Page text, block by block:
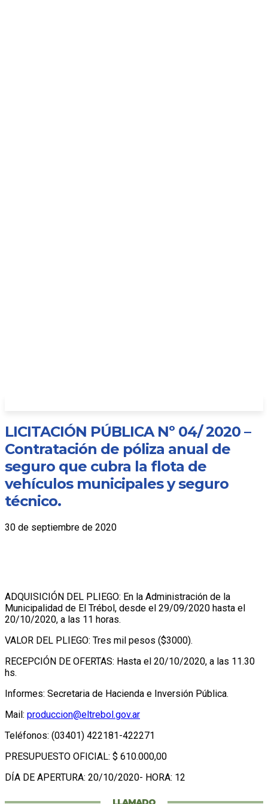
LICITACIÓN PÚBLICA Nº 04/ 2020 –
Contratación de póliza anual de
seguro que cubra la flota de
vehículos municipales y seguro
técnico.
30 de septiembre de 2020
ADQUISICIÓN DEL PLIEGO: En la Administración de la
Municipalidad de El Trébol, desde el 29/09/2020 hasta el
20/10/2020, a las 11 horas.
VALOR DEL PLIEGO: Tres mil pesos ($3000).
RECEPCIÓN DE OFERTAS: Hasta el 20/10/2020, a las 11.30
hs.
Informes: Secretaria de Hacienda e Inversión Pública.
Mail: produccion@eltrebol.gov.ar
Teléfonos: (03401) 422181-422271
PRESUPUESTO OFICIAL: $ 610.000,00
DÍA DE APERTURA: 20/10/2020- HORA: 12